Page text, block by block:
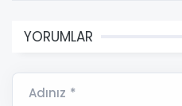
YORUMLAR
Adınız *